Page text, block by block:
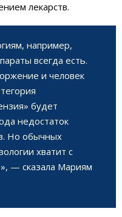
лекарств.
например,
всегда есть.
и человек
будет
недостаток
Но обычных
хватит с
— сказала Мариям